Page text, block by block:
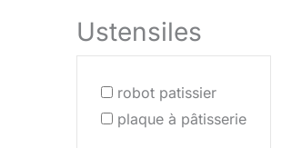
Ustensiles
robot patissier
plaque à pâtisserie